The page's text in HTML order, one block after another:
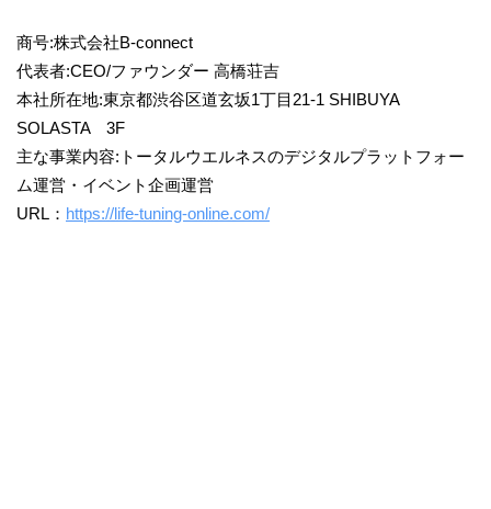
商号:株式会社B-connect
代表者:CEO/ファウンダー 高橋荘吉
本社所在地:東京都渋谷区道玄坂1丁目21-1 SHIBUYA
SOLASTA 3F
主な事業内容:トータルウエルネスのデジタルプラットフォー
ム運営・イベント企画運営
URL： https://life-tuning-online.com/